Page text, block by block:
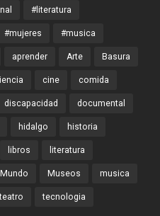
#literatura
#mujeres #musica
aprender Arte Basura
cine comida
discapacidad documental
hidalgo historia
libros literatura
Mundo Museos musica
tecnologia